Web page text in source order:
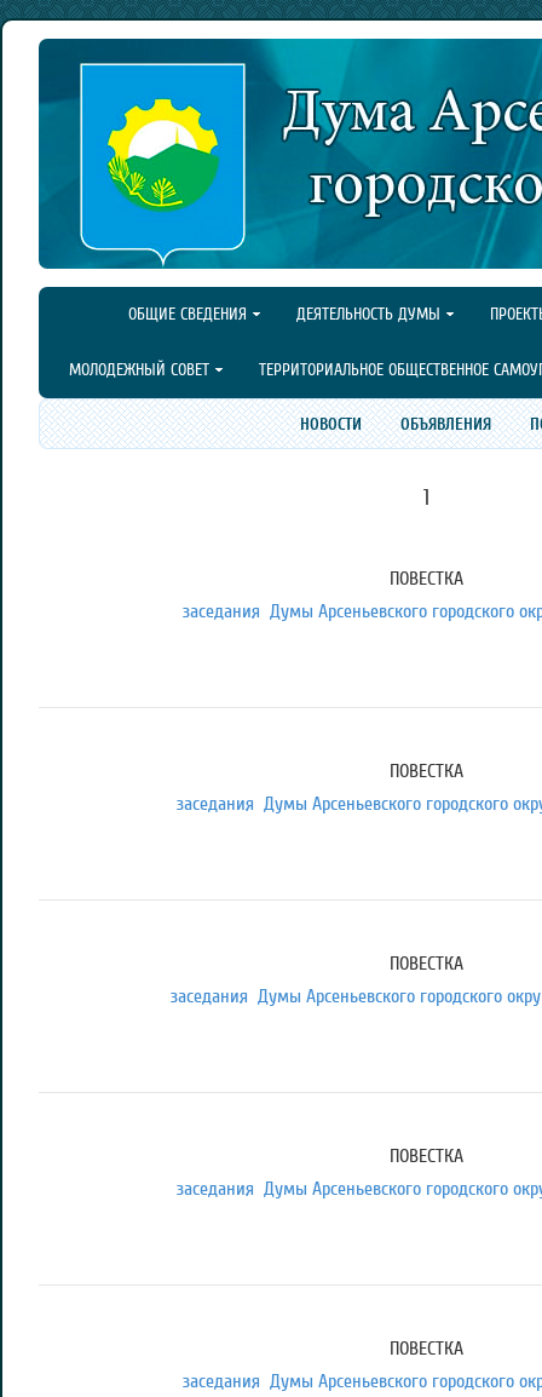
ОБЩИЕ СВЕДЕНИЯ ДЕЯТЕЛЬНОСТЬ ДУМЫ
МОЛОДЕЖНЫЙ СОВЕТ ТЕРРИТОРИАЛЬНОЕ ОБЩЕСТВЕННОЕ
НОВОСТИ ОБЪЯВЛЕНИЯ
1
ПОВЕСТКА
заседания Думы Арсеньевского городского
ПОВЕСТКА
заседания Думы Арсеньевского городского
ПОВЕСТКА
заседания Думы Арсеньевского городского
ПОВЕСТКА
заседания Думы Арсеньевского городского
ПОВЕСТКА
заседания Думы Арсеньевского городского